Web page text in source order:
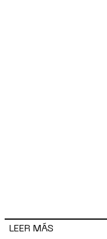
LEER MÁS